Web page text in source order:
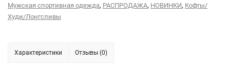
Мужская спортивная одежда, РАСПРОДАЖА, НОВИНКИ, Кофты/
Худи/Лонгсливы
Характеристики Отзывы (0)